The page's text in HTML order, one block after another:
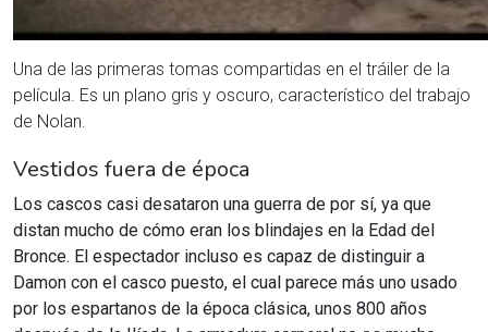
Una de las primeras tomas compartidas en el tráiler de la
película. Es un plano gris y oscuro, característico del trabajo
de Nolan.
Vestidos fuera de época
Los cascos casi desataron una guerra de por sí, ya que
distan mucho de cómo eran los blindajes en la Edad del
Bronce. El espectador incluso es capaz de distinguir a
Damon con el casco puesto, el cual parece más uno usado
por los espartanos de la época clásica, unos 800 años